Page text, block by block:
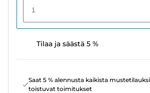
1
Tilaa ja säästä 5 %
Saat 5 % alennusta kaikista
toistuvat toimitukset